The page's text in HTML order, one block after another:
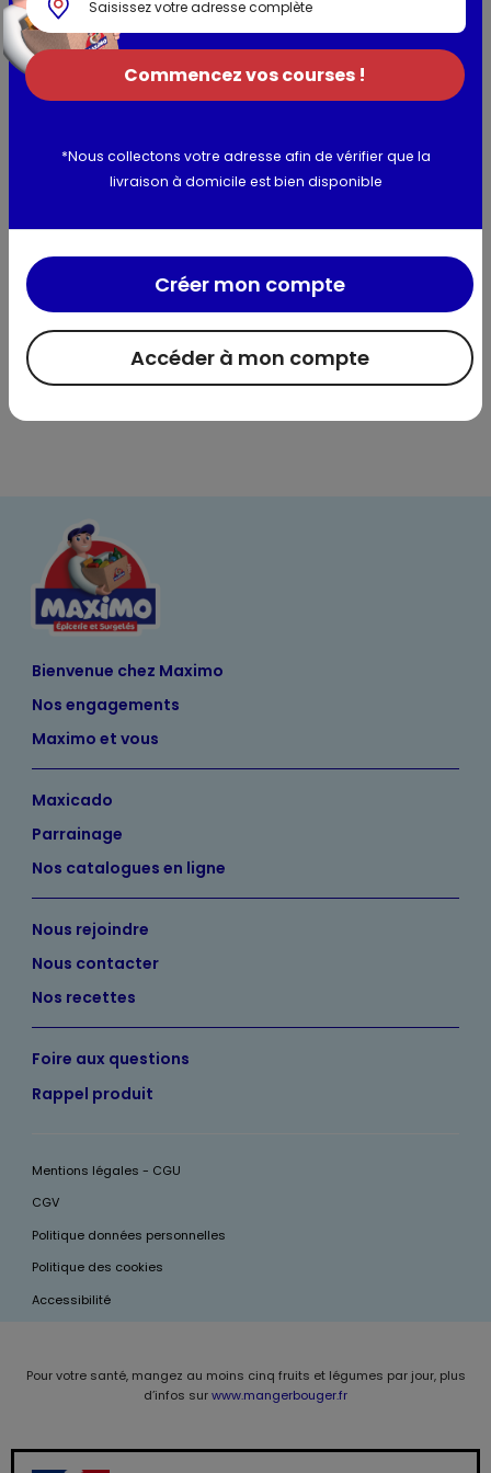
Utilisation et conservation
(farine de pois, piment doux), arôme naturel, ail, sel, persil,
poivre. Traces possibles de CRUSTACES, POISSON, SOJA,
OEUFS, SESAME, FRUITS A COQUES
possibles de crustacés, poisson, soja, oeufs, sésame, fruits à
Valeurs nutritionnelles
Informations complémentaires
Bienvenue chez Maximo
Nos engagements
Maximo et vous
Maxicado
Parrainage
Nos catalogues en ligne
Nous rejoindre
Nous contacter
Nos recettes
Foire aux questions
Rappel produit
Mentions légales - CGU
CGV
Politique données personnelles
Politique des cookies
Accessibilité
Pour votre santé, mangez au moins cinq fruits et légumes par jour, plus
d’infos surwww.mangerbouger.fr
Commencez vos courses !
*Nous collectons votre adresse afin de vérifier que la
livraison à domicile est bien disponible
Accéder à mon compte
Créer mon compte